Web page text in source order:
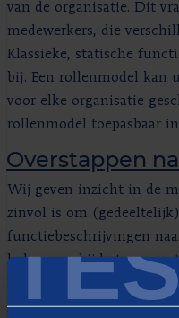
van de organisatie. Dit
medewerkers, die
Klassieke, statische
bij. Een rollenmodel kan
voor elke organisatie
rollenmodel toepasbaar
Overstappen
Wij geven inzicht in de
zinvol is om
functiebeschrijvingen
helpen we bij het
beschikken we over
implementeren ervan.